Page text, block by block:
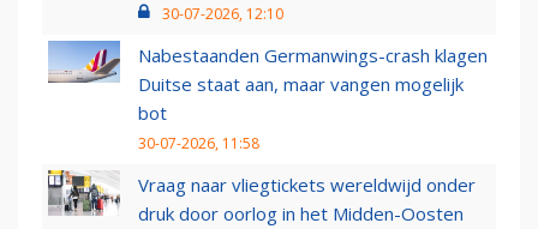
30-07-2026, 12:10
Nabestaanden Germanwings-crash klagen
Duitse staat aan, maar vangen mogelijk
bot
30-07-2026, 11:58
Vraag naar vliegtickets wereldwijd onder
druk door oorlog in het Midden-Oosten